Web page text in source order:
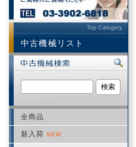
中古機械リスト
全商品
新入荷 NEW